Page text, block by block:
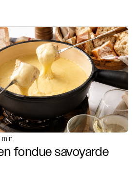
min
fondue savoyarde